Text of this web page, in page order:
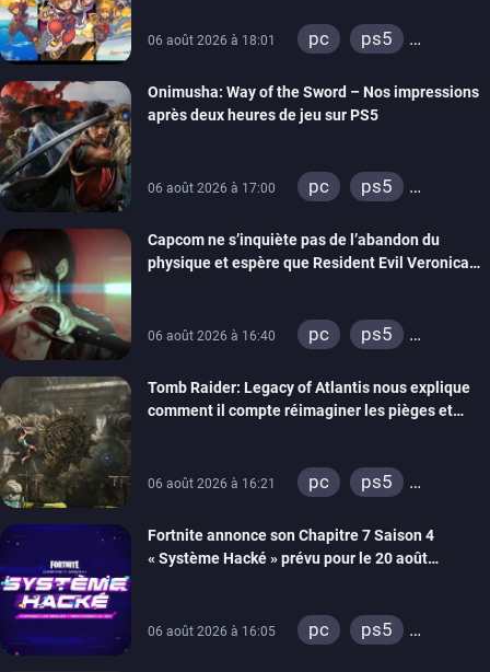
06 août 2026 à 18:01 pc
ps5
switch 2
Onimusha: Way of the Sword – Nos impressions
après deux heures de jeu sur PS5
06 août 2026 à 17:00 pc
ps5
switch 2
Capcom ne s’inquiète pas de l’abandon du
physique et espère que Resident Evil Veronica
06 août 2026 à 16:40 pc
ps5
switch 2
Tomb Raider: Legacy of Atlantis nous explique
comment il compte réimaginer les pièges et
06 août 2026 à 16:21 pc
ps5
switch 2
Fortnite annonce son Chapitre 7 Saison 4
« Système Hacké » prévu pour le 20 août
06 août 2026 à 16:05 pc
ps5